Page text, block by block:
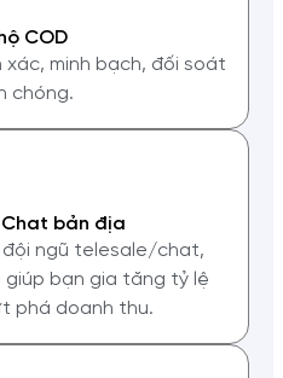
COD
xác, minh bạch, đối soát
chóng.
Chat bản địa
ngũ telesale/chat,
giúp bạn gia tăng tỷ lệ
phá doanh thu.